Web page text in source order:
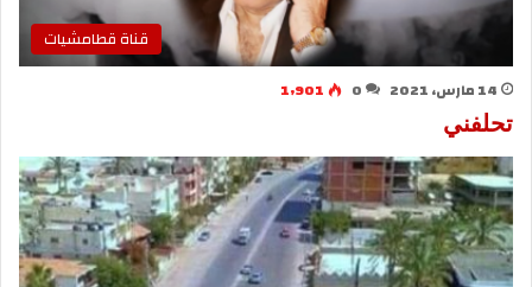
قناة قطامشيات
14 مارس، 2021 0
1٬901
تحلفني